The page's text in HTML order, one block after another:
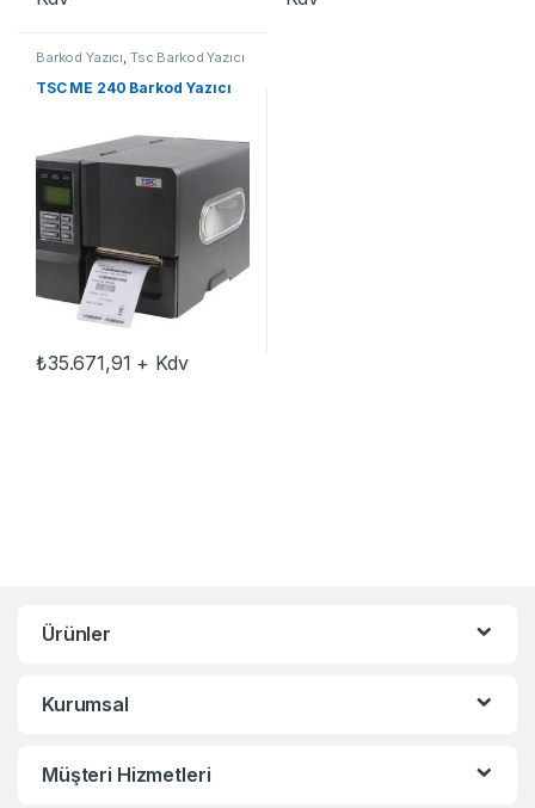
Barkod Yazıcı, Tsc Barkod Yazıcı
TSC ME 240 Barkod Yazıcı
₺35.671,91 + Kdv
Ürünler
Kurumsal
Müşteri Hizmetleri